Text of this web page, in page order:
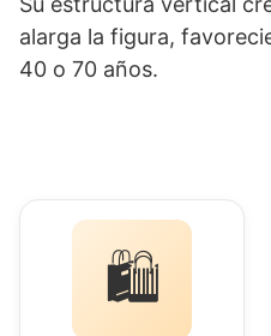
alarga la figura,
40 o 70 años.
🛍️